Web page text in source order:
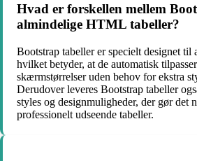
Hvad er forskellen mellem
almindelige HTML tabeller?
Bootstrap tabeller er specielt designet til
hvilket betyder, at de automatisk
skærmstørrelser uden behov for ekstra
Derudover leveres Bootstrap tabeller
styles og designmuligheder, der gør det
professionelt udseende tabeller.